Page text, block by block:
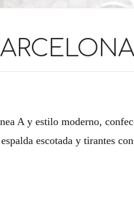
A y estilo moderno,
escotada y tirantes